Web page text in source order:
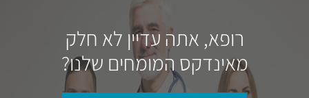
רופא, אתה עדיין לא חלק
מאינדקס המומחים שלנו?